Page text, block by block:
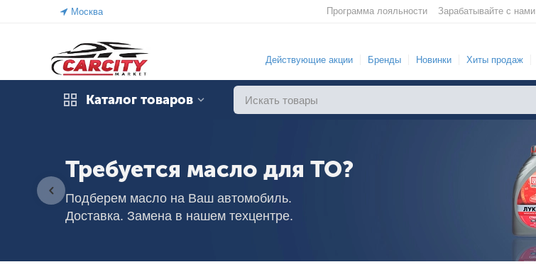
Москва Программа лояльности Зарабатывайте с нами
Действующие акции Бренды Новинки Хиты продаж
Каталог товаров
Требуется масло для ТО?
Подберем масло на Ваш автомобиль.
Доставка. Замена в нашем техцентре.